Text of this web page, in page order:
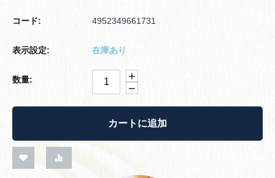
コード: 4952349661731
表示設定: 在庫あり
数量:
+
−
カートに追加